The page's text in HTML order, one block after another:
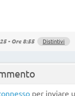
- Ore 8:55 Distintivi
per inviare